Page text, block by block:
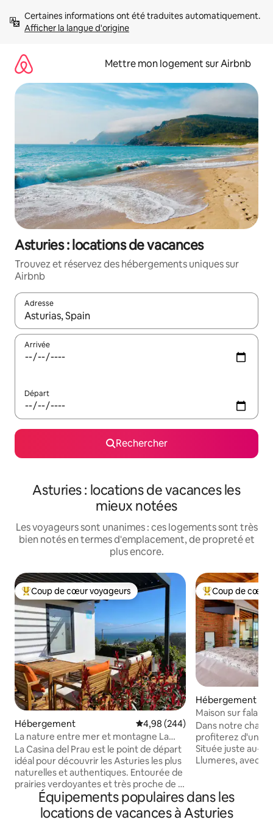
directement
Afficher la langue d'origine
Mettre mon logement sur Airbnb
Asturies : locations de vacances
Trouvez et réservez des hébergements uniques sur
Airbnb
Adresse
Lorsque les résultats s'affichent, utilisez les flèches vers le
Arrivée
Départ
Rechercher
Asturies : locations de vacances les
mieux notées
Les voyageurs sont unanimes : ces logements sont très
bien notés en termes d'emplacement, de propreté et
plus encore.
Coups de cœur voyageurs les plus appréciés
Coup de cœur voyageurs
Hébergement Évaluation moyenne sur la
4,98 (244)
La nature entre mer et montagne La
Casina del Prau
La Casina del Prau est le point de départ
idéal pour découvrir les Asturies les plus
naturelles et authentiques. Entourée de
prairies verdoyantes et très proche de la
mer, elle est idéale pour les amateurs de
randonnée, de surf et de gastronomie
locale, avec un accès rapide aux plages
Coups de cœur
Coup de cœur
Hébergement
Maison sur falaise
Dans notre
profiterez d'une
Située juste au-
Llumeres, avec
Principauté des
d'un salon
entièrement
Équipements populaires dans les
locations de vacances à Asturies